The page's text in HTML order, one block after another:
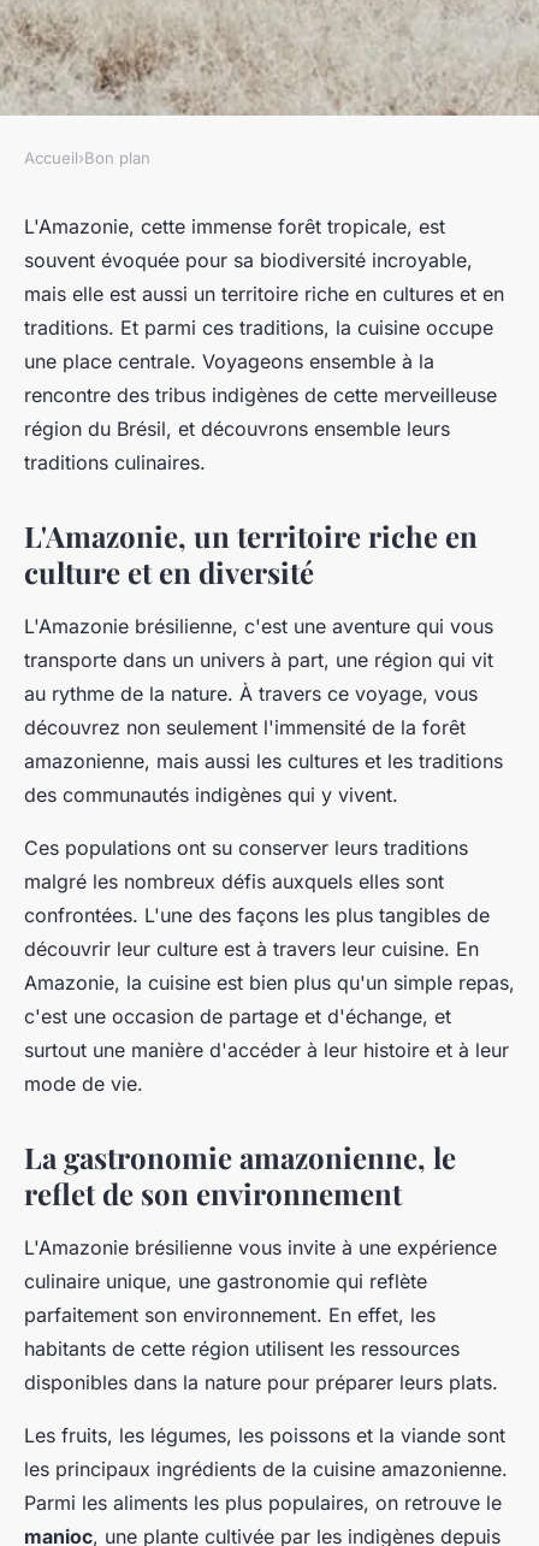
BON PLAN
Comment découvrir les
traditions culinaires des tribus
indigènes en Amazonie
brésilienne?
Ambre•21 juin 2024•6 min de lecture
Accueil›Bon plan
L'Amazonie, cette immense forêt tropicale, est
souvent évoquée pour sa biodiversité incroyable,
mais elle est aussi un territoire riche en cultures et en
traditions. Et parmi ces traditions, la cuisine occupe
une place centrale. Voyageons ensemble à la
rencontre des tribus indigènes de cette merveilleuse
région du Brésil, et découvrons ensemble leurs
traditions culinaires.
L'Amazonie, un territoire riche en
culture et en diversité
L'Amazonie brésilienne, c'est une aventure qui vous
transporte dans un univers à part, une région qui vit
au rythme de la nature. À travers ce voyage, vous
découvrez non seulement l'immensité de la forêt
amazonienne, mais aussi les cultures et les traditions
des communautés indigènes qui y vivent.
Ces populations ont su conserver leurs traditions
malgré les nombreux défis auxquels elles sont
confrontées. L'une des façons les plus tangibles de
découvrir leur culture est à travers leur cuisine. En
Amazonie, la cuisine est bien plus qu'un simple repas,
c'est une occasion de partage et d'échange, et
surtout une manière d'accéder à leur histoire et à leur
mode de vie.
La gastronomie amazonienne, le
reflet de son environnement
L'Amazonie brésilienne vous invite à une expérience
culinaire unique, une gastronomie qui reflète
parfaitement son environnement. En effet, les
habitants de cette région utilisent les ressources
disponibles dans la nature pour préparer leurs plats.
Les fruits, les légumes, les poissons et la viande sont
les principaux ingrédients de la cuisine amazonienne.
Parmi les aliments les plus populaires, on retrouve le
manioc, une plante cultivée par les indigènes depuis